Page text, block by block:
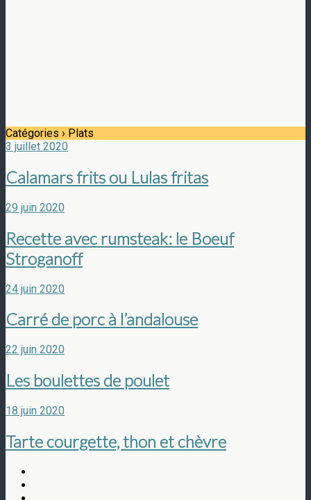
Catégories › Plats
3 juillet 2020
Calamars frits ou Lulas fritas
29 juin 2020
Recette avec rumsteak: le Boeuf
Stroganoff
24 juin 2020
Carré de porc à l’andalouse
22 juin 2020
Les boulettes de poulet
18 juin 2020
Tarte courgette, thon et chèvre